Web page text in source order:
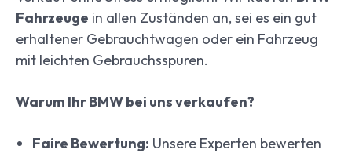
Fahrzeuge in allen Zuständen an, sei es ein gut
erhaltener Gebrauchtwagen oder ein Fahrzeug
mit leichten Gebrauchsspuren.
Warum Ihr BMW bei uns verkaufen?
Faire Bewertung: Unsere Experten bewerten